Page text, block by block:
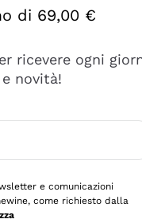
di prezzo. Le
di 69,00 €
ricevere ogni
novità!
e comunicazioni
come richiesto dalla